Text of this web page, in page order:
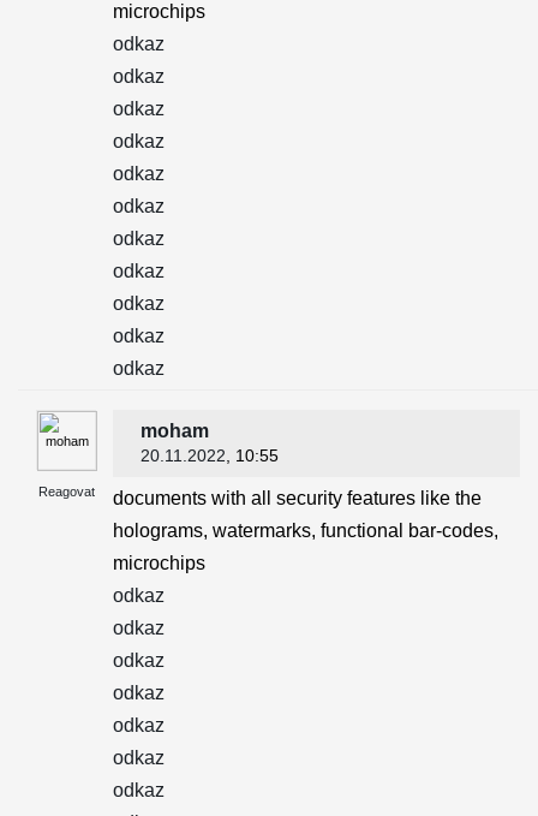
microchips
odkaz
odkaz
odkaz
odkaz
odkaz
odkaz
odkaz
odkaz
odkaz
odkaz
odkaz
Reagovat
moham
20.11.2022 , 10:55
documents with all security features like the
holograms, watermarks, functional bar-codes,
microchips
odkaz
odkaz
odkaz
odkaz
odkaz
odkaz
odkaz